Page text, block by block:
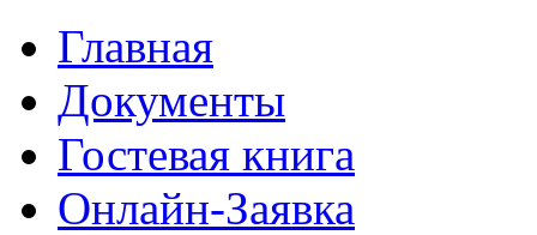
Главная
Документы
Гостевая книга
Онлайн-Заявка